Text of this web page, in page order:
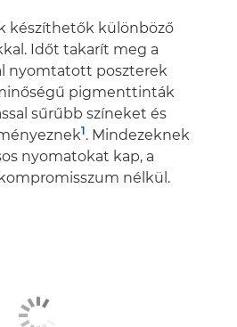
készíthetők különböző
Időt takarít meg a
nyomtatott poszterek
pigmenttinták
sűrűbb színeket és
1. Mindezeknek
nyomatokat kap, a
nélkül.